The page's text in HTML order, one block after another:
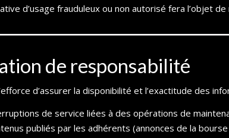
d’usage frauduleux ou non autorisé fera l’objet
de responsabilité
d’assurer la disponibilité et l’exactitude des
de service liées à des opérations de
publiés par les adhérents (annonces de la